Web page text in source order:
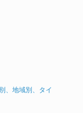
、地域別、タイ